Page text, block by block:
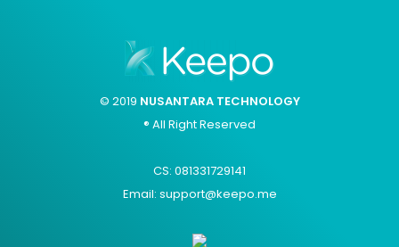
© 2019 NUSANTARA TECHNOLOGY
® All Right Reserved
CS: 081331729141
Email: support@keepo.me